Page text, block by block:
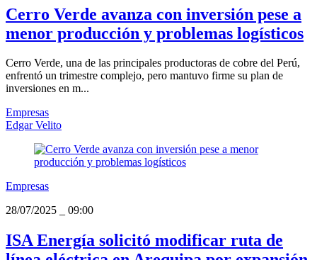
Cerro Verde avanza con inversión pese a
menor producción y problemas logísticos
Cerro Verde, una de las principales productoras de cobre del Perú,
enfrentó un trimestre complejo, pero mantuvo firme su plan de
inversiones en m...
Empresas
Edgar Velito
Empresas
28/07/2025
09:00
ISA Energía solicitó modificar ruta de